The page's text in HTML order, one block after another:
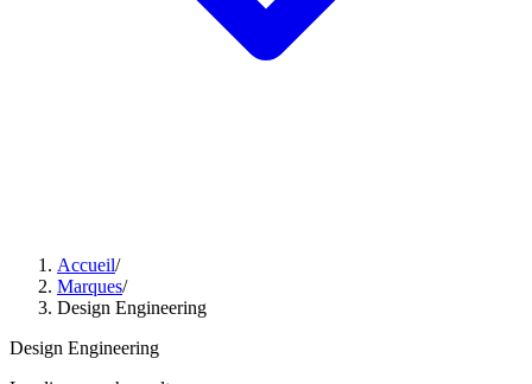
Accueil/
Marques/
Design Engineering
Design Engineering